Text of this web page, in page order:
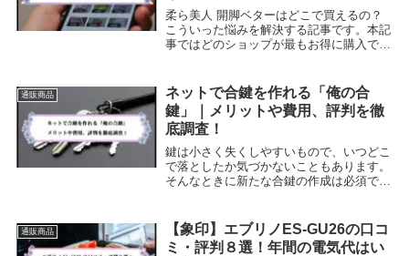
柔ら美人 開脚ベターはどこで買えるの？
こういった悩みを解決する記事です。本記
事ではどのショップが最もお得に購入でき
で、さらにメルカリでの購入できるかにつ
いても触れます
通販商品
ネットで合鍵を作れる「俺の合
鍵」｜メリットや費用、評判を徹
底調査！
鍵は小さく失くしやすいもので、いつどこ
で落としたか気づかないこともあります。
そんなときに新たな合鍵の作成は必須で
な場合もありますね。そんなときに役立つ
のが、「俺の合...
通販商品
【象印】エブリノES-GU26の口コ
ミ・評判８選！年間の電気代はい